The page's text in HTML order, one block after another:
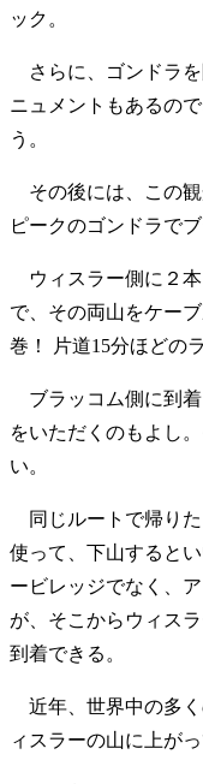
ック。
さらに、ゴンドラを
ニュメントもあるの
う。
その後には、この観
ピークのゴンドラでブ
ウィスラー側に２本
で、その両山をケー
巻！ 片道15分ほどの
ブラッコム側に到着
をいただくのもよし
い。
同じルートで帰りた
使って、下山すると
ービレッジでなく、
が、そこからウィス
到着できる。
近年、世界中の多く
ィスラーの山に上が